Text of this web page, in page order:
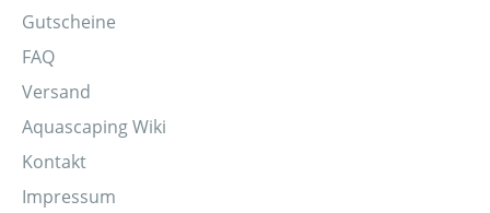
Gutscheine
FAQ
Versand
Aquascaping Wiki
Kontakt
Impressum